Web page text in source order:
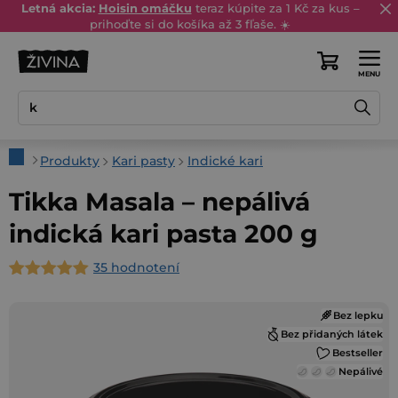
Prejsť
na
obsah
Letná akcia: Hoisin omáčku teraz kúpite za 1 Kč za kus –
prihoďte si do košíka až 3 fľaše. ☀️
Nákupný
DomovProdukty Kari pasty Indické kari
Tikka Masala – nepálivá
indická kari pasta 200 g
Priemerné
35 hodnotení
Bez lepku
Bez přidaných látek
Bestseller
Nepálivé